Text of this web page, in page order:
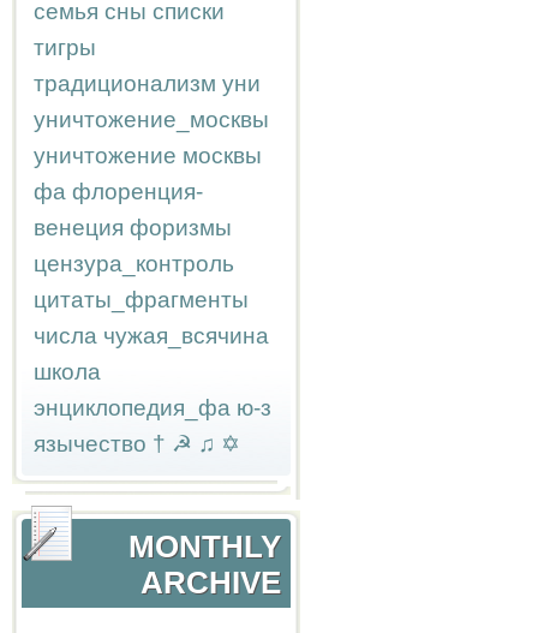
семья сны списки
тигры
традиционализм уни
уничтожение_москвы
уничтожение москвы
фа флоренция-
венеция форизмы
цензура_контроль
цитаты_фрагменты
числа чужая_всячина
школа
энциклопедия_фа ю-з
язычество † ☭ ♫ ✡
MONTHLY
ARCHIVE